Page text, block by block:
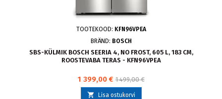
TOOTEKOOD: KFN96VPEA
BRÄND: BOSCH
SBS-KÜLMIK BOSCH SEERIA 4, NO FROST, 605 L, 183 CM,
ROOSTEVABA TERAS - KFN96VPEA
1 399,00 € 1 499,00 €
 Lisa ostukorvi